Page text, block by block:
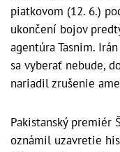
piatkovom (12. 6.)
ukončení bojov
agentúra Tasnim.
sa vyberať nebude,
nariadil zrušenie
Pakistanský premiér
oznámil uzavretie